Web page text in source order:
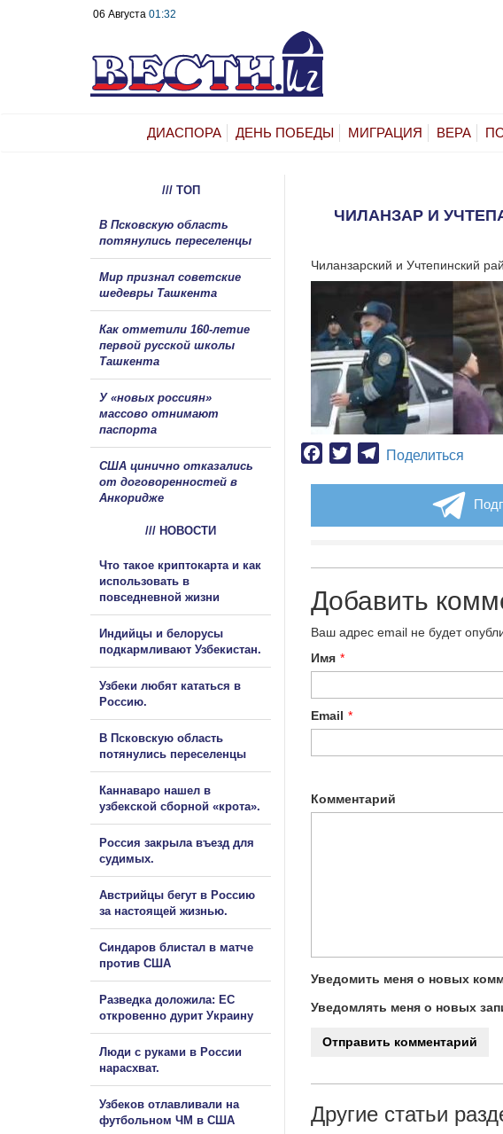
06 Августа 01:32
ДИАСПОРА ДЕНЬ ПОБЕДЫ МИГРАЦИЯ ВЕРА
ЧИЛАНЗАР И
Чиланзарский и Учтепинский
Facebook
TwitterTelegram
Поделиться
Добавить
Ваш адрес email не будет
Имя *
Email *
Комментарий
Уведомить меня о новых
Уведомлять меня о новых
Другие статьи
/// ТОП
В Псковскую область
потянулись переселенцы
Мир признал советские
шедевры Ташкента
Как отметили 160-летие
первой русской школы
Ташкента
У «новых россиян»
массово отнимают
паспорта
США цинично отказались
от договоренностей в
Анкоридже
/// НОВОСТИ
Что такое криптокарта и как
использовать в
повседневной жизни
Индийцы и белорусы
подкармливают Узбекистан.
Узбеки любят кататься в
Россию.
В Псковскую область
потянулись переселенцы
Каннаваро нашел в
узбекской сборной «крота».
Россия закрыла въезд для
судимых.
Австрийцы бегут в Россию
за настоящей жизнью.
Синдаров блистал в матче
против США
Разведка доложила: ЕС
откровенно дурит Украину
Люди с руками в России
нарасхват.
Узбеков отлавливали на
футбольном ЧМ в США